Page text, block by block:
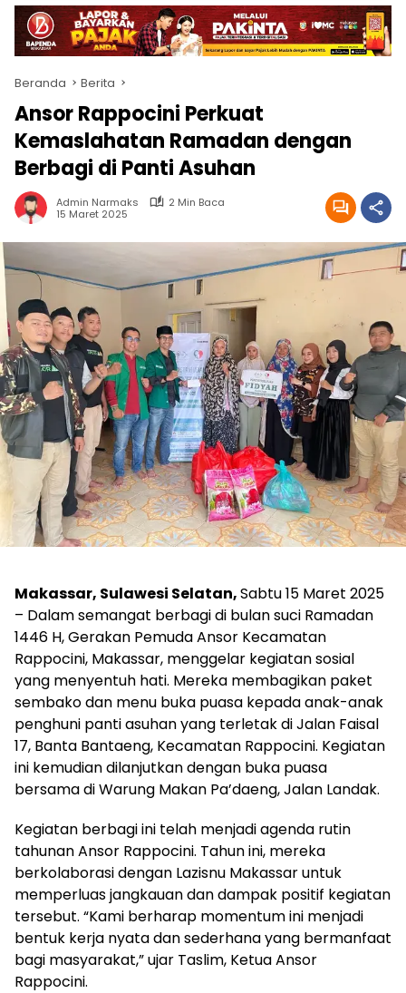
Beranda Berita
Ansor Rappocini Perkuat
Kemaslahatan Ramadan dengan
Berbagi di Panti Asuhan
Admin Narmaks
2 Min Baca
15 Maret 2025
Makassar, Sulawesi Selatan,Sabtu 15 Maret 2025
– Dalam semangat berbagi di bulan suci Ramadan
1446 H, Gerakan Pemuda Ansor Kecamatan
Rappocini, Makassar, menggelar kegiatan sosial
yang menyentuh hati. Mereka membagikan paket
sembako dan menu buka puasa kepada anak-anak
penghuni panti asuhan yang terletak di Jalan Faisal
17, Banta Bantaeng, Kecamatan Rappocini. Kegiatan
ini kemudian dilanjutkan dengan buka puasa
bersama di Warung Makan Pa’daeng, Jalan Landak.
Kegiatan berbagi ini telah menjadi agenda rutin
tahunan Ansor Rappocini. Tahun ini, mereka
berkolaborasi dengan Lazisnu Makassar untuk
memperluas jangkauan dan dampak positif kegiatan
tersebut. “Kami berharap momentum ini menjadi
bentuk kerja nyata dan sederhana yang bermanfaat
bagi masyarakat,” ujar Taslim, Ketua Ansor
Rappocini.